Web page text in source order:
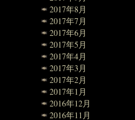
2017年8月
2017年7月
2017年6月
2017年5月
2017年4月
2017年3月
2017年2月
2017年1月
2016年12月
2016年11月